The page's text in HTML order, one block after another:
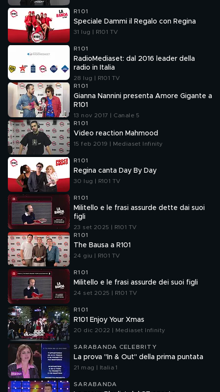
R101
Speciale Dammi il Regalo con Regina
31 lug | R101 TV
R101
RadioMediaset: dal 2016 leader della
radio in Italia
28 lug | R101 TV
R101
Gianna Nannini presenta Amore Gigante a
R101
13 nov 2017 | Canale 5
R101
Video reaction Mahmood
15 feb 2019 | Mediaset Infinity
R101
Regina canta Day By Day
30 lug | R101 TV
R101
Militello e le frasi assurde dette dai suoi
figli
23 set 2025 | R101 TV
R101
The Bausa a R101
24 giu | R101 TV
R101
Militello e le frasi assurde dei suoi figli
24 set 2025 | R101 TV
R101
R101 Enjoy Your Xmas
20 dic 2022 | Mediaset Infinity
SARABANDA CELEBRITY
La prova "In & Out" della prima puntata
21 mag | Italia 1
SARABANDA